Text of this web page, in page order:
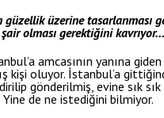
üzerine tasarlanması
olması gerektiğini
amcasının yanına
kişi oluyor. İstanbul’a
gönderilmiş, evine sık
Yine de ne istediğini bilmiyor.